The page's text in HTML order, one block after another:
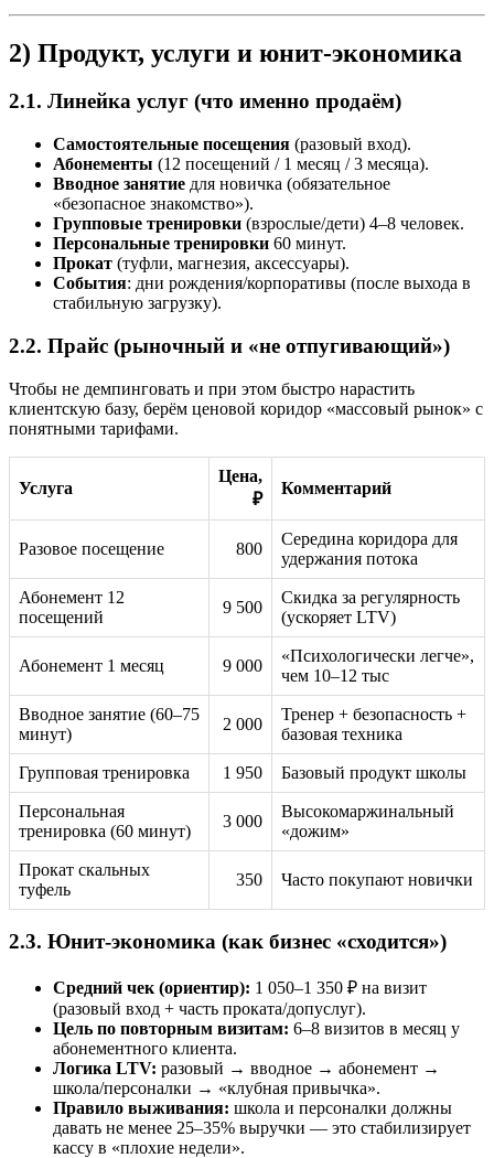
2) Продукт, услуги и юнит-экономика
2.1. Линейка услуг (что именно продаём)
Самостоятельные посещения (разовый вход).
Абонементы (12 посещений / 1 месяц / 3 месяца).
Вводное занятие для новичка (обязательное
«безопасное знакомство»).
Групповые тренировки (взрослые/дети) 4–8 человек.
Персональные тренировки 60 минут.
Прокат (туфли, магнезия, аксессуары).
События: дни рождения/корпоративы (после выхода в
стабильную загрузку).
2.2. Прайс (рыночный и «не отпугивающий»)
Чтобы не демпинговать и при этом быстро нарастить
клиентскую базу, берём ценовой коридор «массовый рынок» с
понятными тарифами.
Услуга
Цена,
₽
Комментарий
Разовое посещение 800
Середина коридора для
удержания потока
Абонемент 12
посещений
9 500
Скидка за регулярность
(ускоряет LTV)
Абонемент 1 месяц 9 000
«Психологически легче»,
чем 10–12 тыс
Вводное занятие (60–75
минут)
2 000
Тренер + безопасность +
базовая техника
Групповая тренировка 1 950 Базовый продукт школы
Персональная
тренировка (60 минут)
3 000
Высокомаржинальный
«дожим»
Прокат скальных
туфель
350 Часто покупают новички
2.3. Юнит-экономика (как бизнес «сходится»)
Средний чек (ориентир): 1 050–1 350 ₽ на визит
(разовый вход + часть проката/допуслуг).
Цель по повторным визитам: 6–8 визитов в месяц у
абонементного клиента.
Логика LTV: разовый → вводное → абонемент →
школа/персоналки → «клубная привычка».
Правило выживания: школа и персоналки должны
давать не менее 25–35% выручки — это стабилизирует
кассу в «плохие недели».